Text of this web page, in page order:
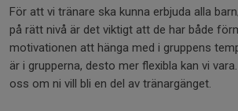
För att vi tränare ska kunna erbjuda alla
på rätt nivå är det viktigt att de har både
motivationen att hänga med i gruppens
är i grupperna, desto mer flexibla kan vi
oss om ni vill bli en del av tränargänget.